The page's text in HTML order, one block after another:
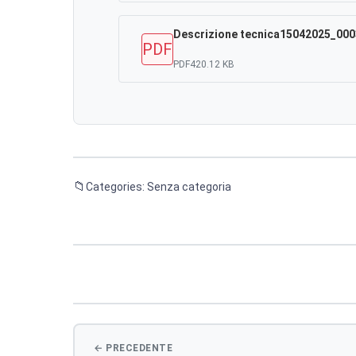
PDF
Descrizione
PDF420.12 KB
Categories: Senza categoria
articoli